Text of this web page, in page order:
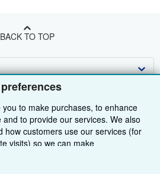
to make purchases, to enhance
to provide our services. We also
how customers use our services (for
visits) so we can make
we'll also use third-party cookies to
BACK TO TOP